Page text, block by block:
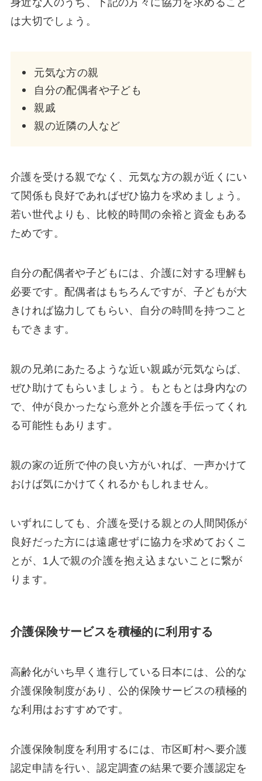
身近な人のうち、下記の方々に協力を求めること
は大切でしょう。
元気な方の親
自分の配偶者や子ども
親戚
親の近隣の人など
介護を受ける親でなく、元気な方の親が近くにい
て関係も良好であればぜひ協力を求めましょう。
若い世代よりも、比較的時間の余裕と資金もある
ためです。
自分の配偶者や子どもには、介護に対する理解も
必要です。配偶者はもちろんですが、子どもが大
きければ協力してもらい、自分の時間を持つこと
もできます。
親の兄弟にあたるような近い親戚が元気ならば、
ぜひ助けてもらいましょう。もともとは身内なの
で、仲が良かったなら意外と介護を手伝ってくれ
る可能性もあります。
親の家の近所で仲の良い方がいれば、一声かけて
おけば気にかけてくれるかもしれません。
いずれにしても、介護を受ける親との人間関係が
良好だった方には遠慮せずに協力を求めておくこ
とが、1人で親の介護を抱え込まないことに繋が
ります。
介護保険サービスを積極的に利用する
高齢化がいち早く進行している日本には、公的な
介護保険制度があり、公的保険サービスの積極的
な利用はおすすめです。
介護保険制度を利用するには、市区町村へ要介護
認定申請を行い、認定調査の結果で要介護認定を